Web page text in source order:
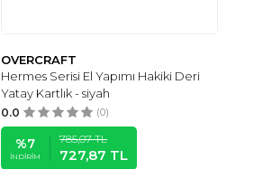
OVERCRAFT
Hermes Serisi El Yapımı Hakiki Deri
Yatay Kartlık - siyah
0.0 (0)
%7
İNDIRIM
785,07TL
727,87 TL